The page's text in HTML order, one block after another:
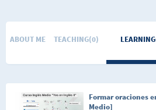
ABOUT ME TEACHING(0)
Formar oraciones
Medio]